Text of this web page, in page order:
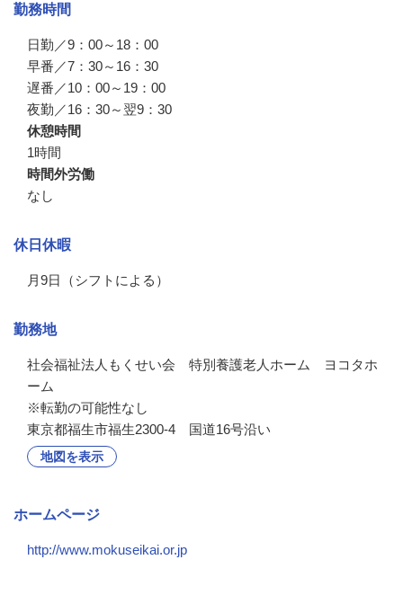
勤務時間
日勤／9：00～18：00
早番／7：30～16：30
遅番／10：00～19：00
夜勤／16：30～翌9：30
休憩時間
1時間
時間外労働
なし
休日休暇
月9日（シフトによる）
勤務地
社会福祉法人もくせい会　特別養護老人ホーム　ヨコタホ
ーム
※転勤の可能性なし
東京都福生市福生2300-4 国道16号沿い
地図を表示
ホームページ
http://www.mokuseikai.or.jp